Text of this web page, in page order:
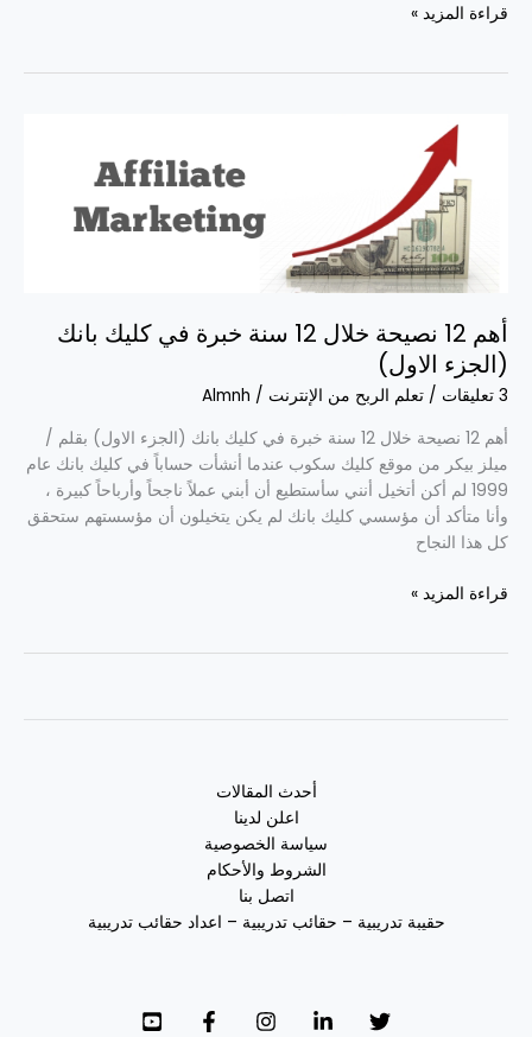
قراءة المزيد »
أهم 12 نصيحة خلال 12 سنة خبرة في كليك بانك
(الجزء الاول)
3 تعليقات / تعلم الربح من الإنترنت /
Almnh
أهم 12 نصيحة خلال 12 سنة خبرة في كليك بانك (الجزء الاول) بقلم /
ميلز بيكر من موقع كليك سكوب عندما أنشأت حساباً في كليك بانك عام
1999 لم أكن أتخيل أنني سأستطيع أن أبني عملاً ناجحاً وأرباحاً كبيرة ،
وأنا متأكد أن مؤسسي كليك بانك لم يكن يتخيلون أن مؤسستهم ستحقق
كل هذا النجاح
نصيحة
كليك
بانك
(الجزء
قراءة المزيد »
أحدث المقالات
اعلن لدينا
سياسة الخصوصية
الشروط والأحكام
اتصل بنا
حقيبة تدريبية – حقائب تدريبية – اعداد حقائب تدريبية